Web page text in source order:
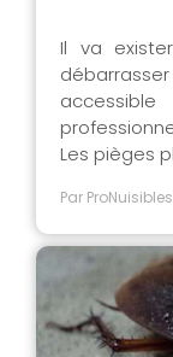
Il va
Les pièges
Par